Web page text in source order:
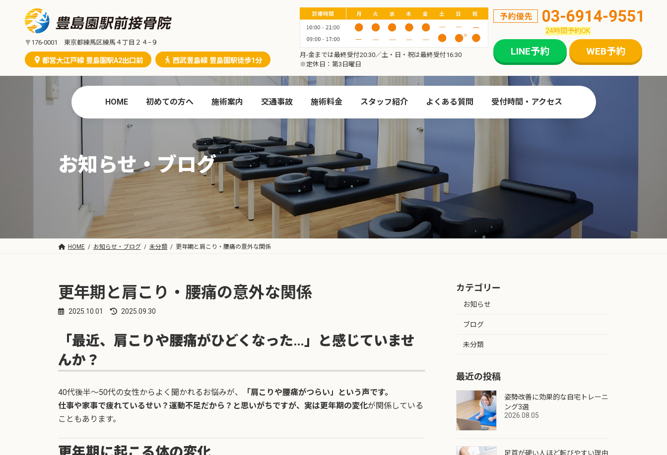
ス
ン
〒176-0001 東京都練馬区練馬４丁目２４−９
都営大江戸線 豊島園駅A2出口前 西武豊島線 豊島園駅徒歩1分
月-金までは最終受付20:30／土・日・祝は最終受付16:30
※定休日：第3日曜日
24時間予約OK
LINE予約 WEB予約
HOME 初めての方へ 施術案内 交通事故 施術料金 スタッフ紹介 よくある質問 受付時間・アクセス
お知らせ・ブログ
HOME お知らせ・ブログ 未分類 更年期と肩こり・腰痛の意外な関係
更年期と肩こり・腰痛の意外な関係
2025.10.01
最
更
新
:
2025.09.30
「最近、肩こりや腰痛がひどくなった…」と感じていませ
んか？
40代後半〜50代の女性からよく聞かれるお悩みが、
「肩こりや腰痛がつらい」という声です。
仕事や家事で疲れているせい？運動不足だから？と思いがちですが、実は更年期の変化が関係している
こともあります。
カテゴリー
お知らせ
ブログ
未分類
最近の投稿
姿勢改善に効果的な自宅トレーニ
ング3選
2026.08.05
足首が硬い人ほど転びやすい理由